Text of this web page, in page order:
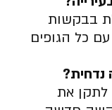
בבקשות
כל הגופים
?
לתקן את